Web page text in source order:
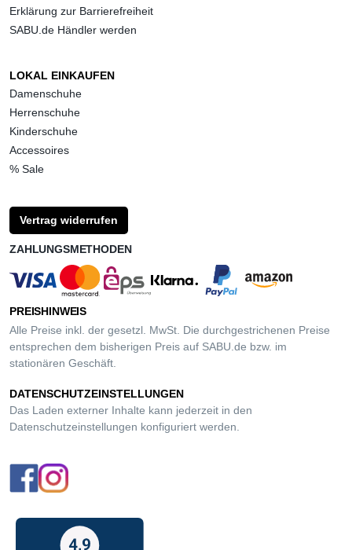
Erklärung zur Barrierefreiheit
SABU.de Händler werden
LOKAL EINKAUFEN
Damenschuhe
Herrenschuhe
Kinderschuhe
Accessoires
% Sale
Vertrag widerrufen
ZAHLUNGSMETHODEN
PREISHINWEIS
Alle Preise inkl. der gesetzl. MwSt. Die durchgestrichenen Preise
entsprechen dem bisherigen Preis auf SABU.de bzw. im
stationären Geschäft.
DATENSCHUTZEINSTELLUNGEN
Das Laden externer Inhalte kann jederzeit in den
Datenschutzeinstellungen konfiguriert werden.